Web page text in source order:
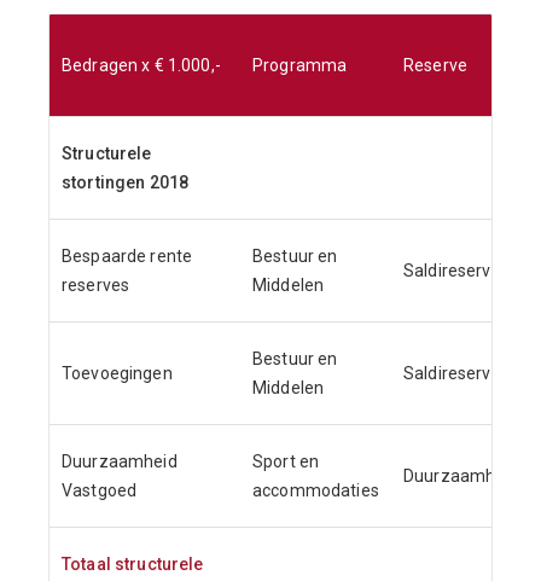
Bedragen x € 1.000,- Programma Reserve
Structurele
stortingen 2018
Bespaarde rente
reserves
Bestuur en
Middelen
Saldireserve
Toevoegingen
Bestuur en
Middelen
Saldireserve
Duurzaamheid
Vastgoed
Sport en
accommodaties
Duurzaamheid
Totaal structurele